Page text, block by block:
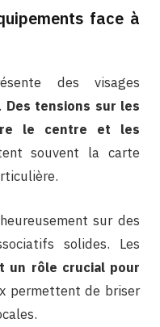
face à
des visages
Des tensions sur les
le centre et les
souvent la carte
sur des
solides. Les
un rôle crucial pour
permettent de briser